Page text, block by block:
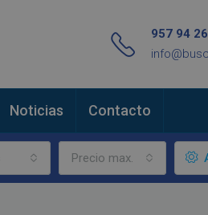
957 94
Noticias Contacto
Precio max.